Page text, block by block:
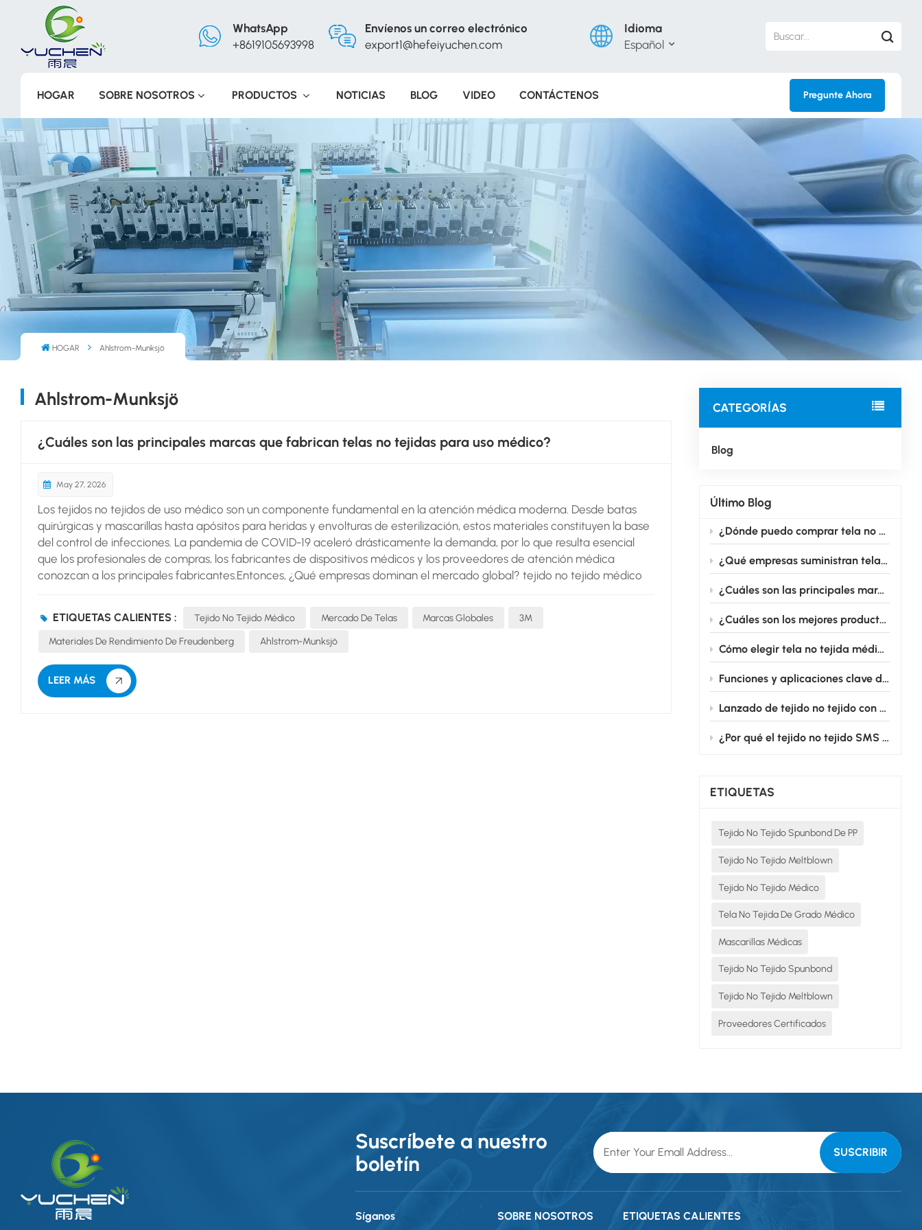
WhatsApp
+8619105693998
Envíenos un correo electrónico
export1@hefeiyuchen.com
Idioma
Español
English
عربي
HOGAR SOBRE NOSOTROS PRODUCTOS NOTICIAS BLOG VIDEO CONTÁCTENOS Pregunte Ahora
HOGAR Ahlstrom-Munksjö
CATEGORÍAS
Blog
Último Blog
¿Dónde puedo comprar tela no tejida médica adecuada para la producción de mascarillas?
¿Qué empresas suministran tela no tejida para uso médico en grandes cantidades?
¿Cuáles son las principales marcas que fabrican telas no tejidas para uso médico?
¿Cuáles son los mejores productos de tela no tejida para uso médico destinados a batas quirúrgicas?
Cómo elegir tela no tejida médica para productos médicos desechables
Funciones y aplicaciones clave de los campos quirúrgicos fenestrados cardiovasculares
Lanzado de tejido no tejido con película de PE: Desde el quirófano hasta la cama de enfermería, salvaguardando silenciosamente la seguridad médica.
¿Por qué el tejido no tejido SMS es el estándar de oro para las batas quirúrgicas desechables?
ETIQUETAS
Tejido No Tejido Spunbond De PP
Tejido No Tejido Meltblown
Tejido No Tejido Médico
Tela No Tejida De Grado Médico
Mascarillas Médicas
Tejido No Tejido Spunbond
Tejido No Tejido Meltblown
Proveedores Certificados
Ahlstrom-Munksjö
¿Cuáles son las principales marcas que fabrican telas no tejidas para uso médico?
May 27, 2026
Los tejidos no tejidos de uso médico son un componente fundamental en la atención médica moderna. Desde batas
quirúrgicas y mascarillas hasta apósitos para heridas y envolturas de esterilización, estos materiales constituyen la base
del control de infecciones. La pandemia de COVID-19 aceleró drásticamente la demanda, por lo que resulta esencial
que los profesionales de compras, los fabricantes de dispositivos médicos y los proveedores de atención médica
conozcan a los principales fabricantes.Entonces, ¿Qué empresas dominan el mercado global? tejido no tejido médico
ETIQUETAS CALIENTES : Tejido No Tejido Médico Mercado De Telas Marcas Globales 3M
Materiales De Rendimiento De Freudenberg Ahlstrom-Munksjö
LEER MÁS
Suscríbete a nuestro
boletín
Síganos SOBRE NOSOTROS ETIQUETAS CALIENTES